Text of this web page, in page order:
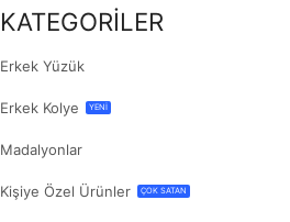
KATEGORİLER
Erkek Yüzük
Erkek Kolye YENİ
Madalyonlar
Kişiye Özel Ürünler ÇOK SATAN